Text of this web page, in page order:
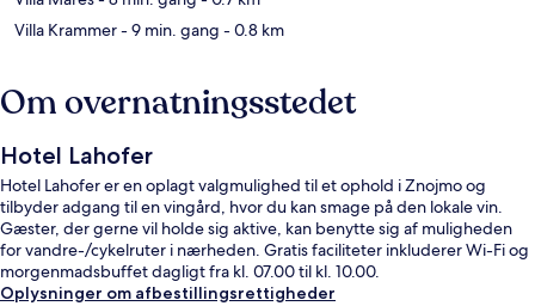
Villa Krammer- 9 min. gang - 0.8 km
Om overnatningsstedet
Hotel Lahofer
Hotel Lahofer er en oplagt valgmulighed til et ophold i Znojmo og
tilbyder adgang til en vingård, hvor du kan smage på den lokale vin.
Gæster, der gerne vil holde sig aktive, kan benytte sig af muligheden
for vandre-/cykelruter i nærheden. Gratis faciliteter inkluderer Wi-Fi og
morgenmadsbuffet dagligt fra kl. 07.00 til kl. 10.00.
Oplysninger om afbestillingsrettigheder